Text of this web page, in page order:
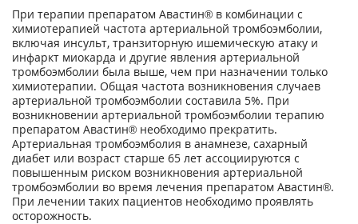
При терапии препаратом Авастин® в комбинации с
химиотерапией частота артериальной тромбоэмболии,
включая инсульт, транзиторную ишемическую атаку и
инфаркт миокарда и другие явления артериальной
тромбоэмболии была выше, чем при назначении только
химиотерапии. Общая частота возникновения случаев
артериальной тромбоэмболии составила 5%. При
возникновении артериальной тромбоэмболии терапию
препаратом Авастин® необходимо прекратить.
Артериальная тромбоэмболия в анамнезе, сахарный
диабет или возраст старше 65 лет ассоциируются с
повышенным риском возникновения артериальной
тромбоэмболии во время лечения препаратом Авастин®.
При лечении таких пациентов необходимо проявлять
осторожность.